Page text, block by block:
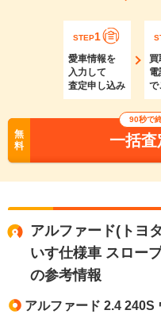
STEP1
愛車情報を
入力して
査定申し込み
買
電
で
無
料
90秒で
一括査
アルファード(トヨ
いす仕様車 スロー
の参考情報
アルファード 2.4 240S